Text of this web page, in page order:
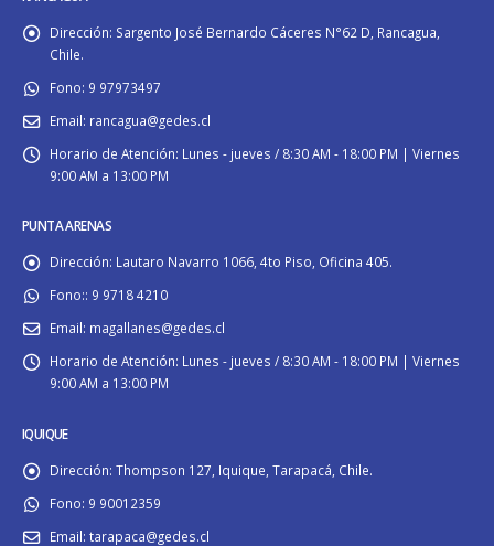
Dirección: Sargento José Bernardo Cáceres N°62 D, Rancagua,
Chile.
Fono: 9 97973497
Email: rancagua@gedes.cl
Horario de Atención: Lunes - jueves / 8:30 AM - 18:00 PM | Viernes
9:00 AM a 13:00 PM
PUNTA ARENAS
Dirección: Lautaro Navarro 1066, 4to Piso, Oficina 405.
Fono:: 9 9718 4210
Email: magallanes@gedes.cl
Horario de Atención: Lunes - jueves / 8:30 AM - 18:00 PM | Viernes
9:00 AM a 13:00 PM
IQUIQUE
Dirección: Thompson 127, Iquique, Tarapacá, Chile.
Fono: 9 90012359
Email: tarapaca@gedes.cl